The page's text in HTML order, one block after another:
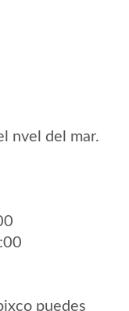
nvel del mar.
puedes